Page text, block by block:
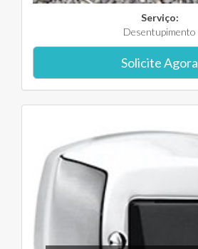
Serviço:
Desentupimento
Solicite Agora